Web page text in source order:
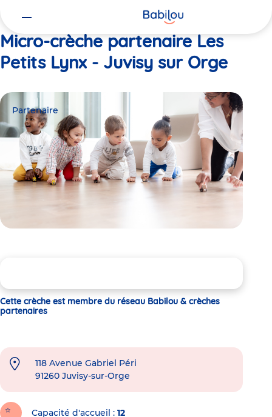
Micro-crèche partenaire Les
Petits Lynx - Juvisy sur Orge
Partenaire
Cette crèche est membre du réseau Babilou & crèches
partenaires
118 Avenue Gabriel Péri
91260 Juvisy-sur-Orge
Capacité d'accueil 12